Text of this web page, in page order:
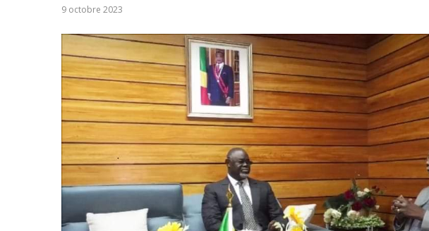
9 octobre 2023